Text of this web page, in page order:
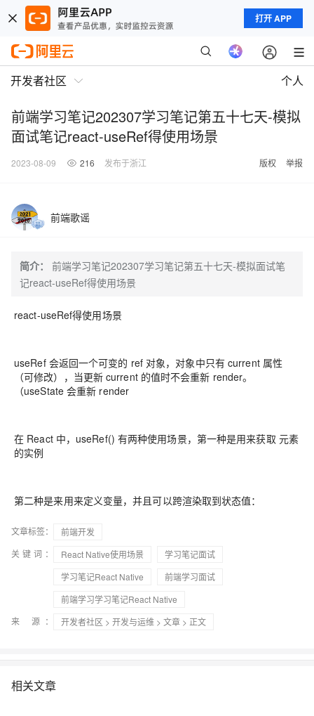
打开 APP
开发者社区 个人
前端学习笔记202307学习笔记第五十七天-模拟
面试笔记react-useRef得使用场景
2023-08-09 216 发布于浙江 版权 举报
前端歌谣
简介：
前端学习笔记202307学习笔记第五十七天-模拟面试笔
记react-useRef得使用场景
react-useRef得使用场景
useRef 会返回一个可变的 ref 对象，对象中只有 current 属性
（可修改），当更新 current 的值时不会重新 render。
（useState 会重新 render
在 React 中，useRef() 有两种使用场景，第一种是用来获取 元素
的实例
第二种是来用来定义变量，并且可以跨渲染取到状态值：
文章标签：
前端开发
关键词：
React Native使用场景
学习笔记面试
学习笔记React Native
前端学习面试
前端学习学习笔记React Native
来 源：
开发者社区 > 开发与运维 > 文章 > 正文
相关文章